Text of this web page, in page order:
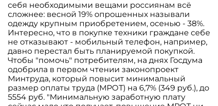
себя необходимыми вещами россиянам всё
сложнее: весной 19% опрошенных называли
одежду крупным приобретением, осенью - 38%.
Интересно, что в покупке техники граждане себе
не отказывают - мобильный телефон, например,
давно перестал быть планируемой покупкой.
Чтобы "помочь" потребителям, на днях Госдума
одобрила в первом чтении законопроект
Минтруда, который повысит минимальный
размер оплаты труда (МРОТ) на 6,7% (349 руб.), до
5554 руб. "Минимальную заработную плату